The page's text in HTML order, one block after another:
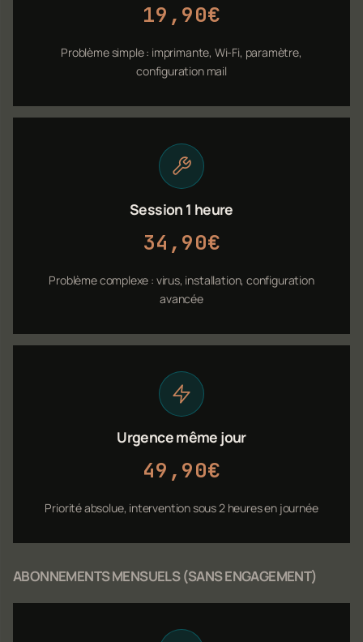
19,90€
Problème simple : imprimante, Wi-Fi, paramètre,
configuration mail
Session 1 heure
34,90€
Problème complexe : virus, installation, configuration
avancée
Urgence même jour
49,90€
Priorité absolue, intervention sous 2 heures en journée
ABONNEMENTS MENSUELS (SANS ENGAGEMENT)